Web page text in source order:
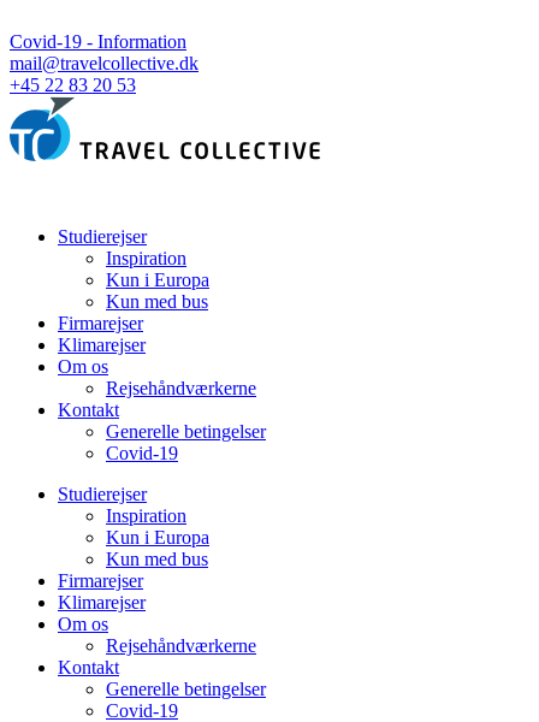
Covid-19 - Information
mail@travelcollective.dk
+45 22 83 20 53
Studierejser
Inspiration
Kun i Europa
Kun med bus
Firmarejser
Klimarejser
Om os
Rejsehåndværkerne
Kontakt
Generelle betingelser
Covid-19
Studierejser
Inspiration
Kun i Europa
Kun med bus
Firmarejser
Klimarejser
Om os
Rejsehåndværkerne
Kontakt
Generelle betingelser
Covid-19